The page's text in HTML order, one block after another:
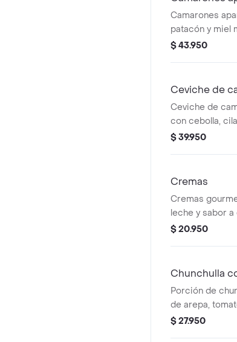
Camarones
patacón y miel
$ 43.950
Ceviche de
Ceviche de
con cebolla,
de galletas
$ 39.950
Cremas
Cremas
leche y sabor
galletas saladas.
$ 20.950
Chunchulla
Porción de
de arepa,
$ 27.950